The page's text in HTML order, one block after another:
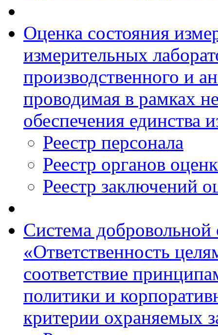
Оценка состояния
измерительных
производственного и
проводимая в рамках
обеспечения единства
Реестр персонала
Реестр органов
Реестр заключений
Система добровольной
«Ответственность
соответствие
политики и
критерии охраняемых